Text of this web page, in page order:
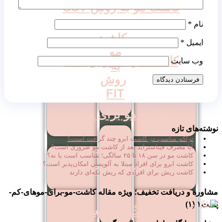
کاشت مو به روش SUT
کاشت مو به روش DHI
کاشت مو برای زنان
کاشت مو روش ترکیبی
کاشت مو روش
کاشت
مو
به
روش
FIT
کاشت
مو
به
روش
نام *
ایمیل *
وب‌ سایت
نوشته‌های تازه
تراکم مناسب در کاشت ابرو چند گرافت است؟
آیا مصرف فیناستراید بعد از کاشت مو ضروری است؟
کاشت مو در سن ۱۸ تا ۲۵ سالگی؛ مناسب است یا نه؟
کاشت ابرو برای افراد مبتلا به آلوپسی امکان‌پذیر است؟
کاشت ریش برای افرادی که ریش تکه‌ای دارند
مشاوره و دریافت تخفیف؛ ویژه مقاله کاشت-مو-برای-موهای-کم-
پشت۱ (۱)